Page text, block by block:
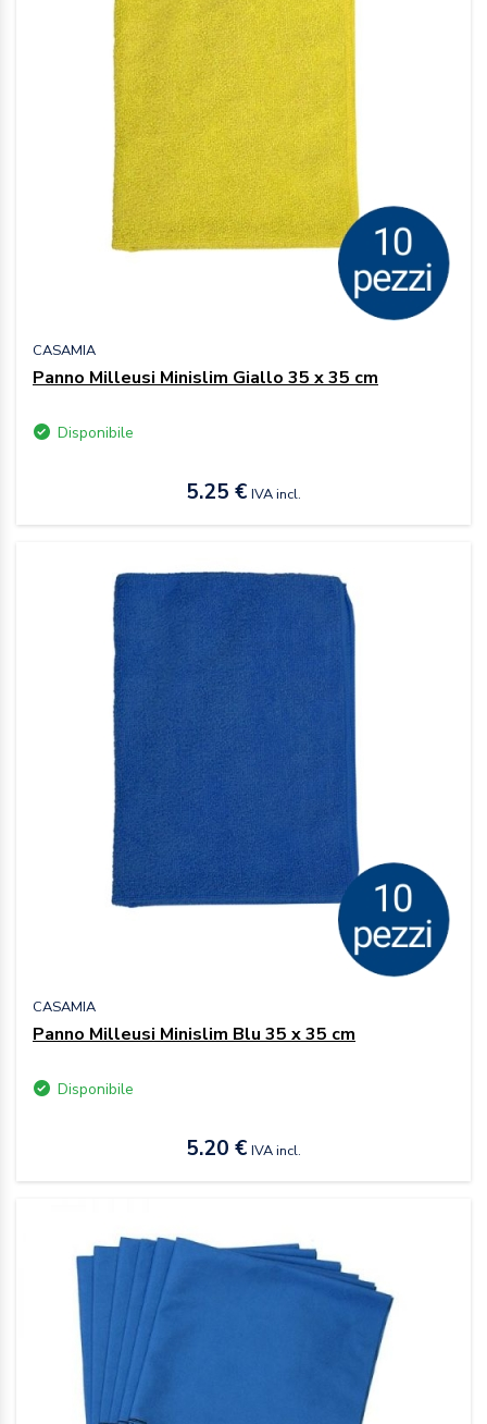
CASAMIA
Panno Milleusi Minislim Giallo 35 x 35 cm
Disponibile
5.25 € IVA incl.
CASAMIA
Panno Milleusi Minislim Blu 35 x 35 cm
Disponibile
5.20 € IVA incl.